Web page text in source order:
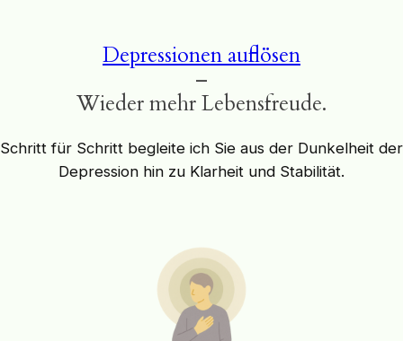
Depressionen auflösen
–
Wieder mehr Lebensfreude.
Schritt für Schritt begleite ich Sie aus der Dunkelheit der
Depression hin zu Klarheit und Stabilität.